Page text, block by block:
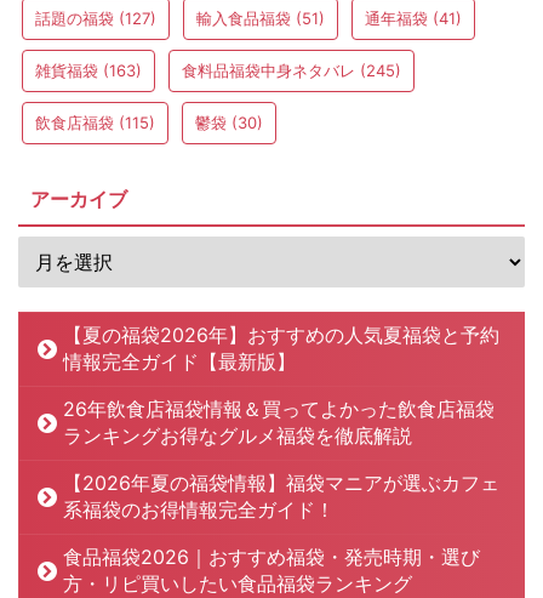
話題の福袋 (127) 輸入食品福袋 (51) 通年福袋 (41)
雑貨福袋 (163) 食料品福袋中身ネタバレ (245)
飲食店福袋 (115) 鬱袋 (30)
アーカイブ
【夏の福袋2026年】おすすめの人気夏福袋と予約
情報完全ガイド【最新版】
26年飲食店福袋情報＆買ってよかった飲食店福袋
ランキングお得なグルメ福袋を徹底解説
【2026年夏の福袋情報】福袋マニアが選ぶカフェ
系福袋のお得情報完全ガイド！
食品福袋2026｜おすすめ福袋・発売時期・選び
方・リピ買いしたい食品福袋ランキング